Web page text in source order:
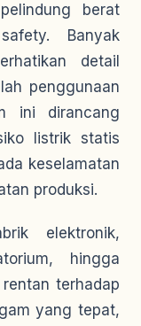
berat
Banyak
detail
penggunaan
ini dirancang
listrik statis
keselamatan
produksi.
elektronik,
hingga
terhadap
yang tepat,